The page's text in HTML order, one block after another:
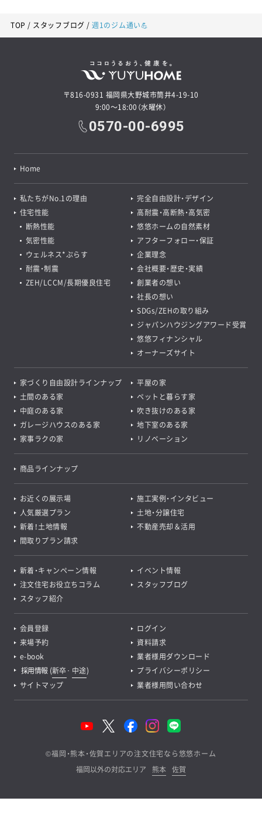
TOP スタッフブログ 週1のジム通い💪
〒816-0931 福岡県大野城市筒井4-19-10
9:00～18:00（水曜休）
0570-00-6995
Home
私たちがNo.1の理由
完全自由設計・デザイン
住宅性能
断熱性能
気密性能
ウェルネス*ぷらす
耐震・制震
ZEH/LCCM/長期優良住宅
高耐震・高断熱・高気密
悠悠ホームの自然素材
アフターフォロー・保証
企業理念
会社概要・歴史・実績
創業者の想い
社長の想い
SDGs/ZEHの取り組み
ジャパンハウジングアワード受賞
悠悠フィナンシャル
オーナーズサイト
家づくり自由設計ラインナップ
平屋の家
土間のある家
ペットと暮らす家
中庭のある家
吹き抜けのある家
ガレージハウスのある家
地下室のある家
家事ラクの家
リノベーション
商品ラインナップ
お近くの展示場
施工実例・インタビュー
人気厳選プラン
土地・分譲住宅
新着！土地情報
不動産売却＆活用
間取りプラン請求
新着・キャンペーン情報
イベント情報
注文住宅お役立ちコラム
スタッフブログ
スタッフ紹介
会員登録
ログイン
来場予約
資料請求
e-book
業者様用ダウンロード
採用情報 (新卒･ 中途)
プライバシーポリシー
サイトマップ
業者様用問い合わせ
©福岡・熊本・佐賀エリアの注文住宅なら悠悠ホーム
福岡以外の対応エリア
熊本 佐賀